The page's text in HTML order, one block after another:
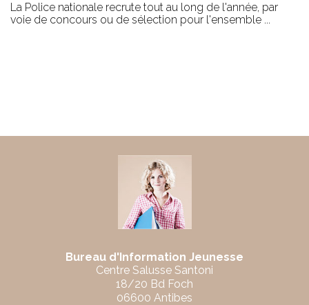
La Police nationale recrute tout au long de l'année, par
voie de concours ou de sélection pour l'ensemble ...
Bureau d'Information Jeunesse
Centre Salusse Santoni
18/20 Bd Foch
06600 Antibes